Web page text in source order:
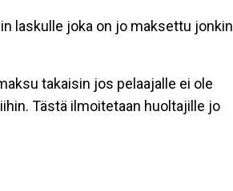
laskulle joka on jo maksettu jonkin
takaisin jos pelaajalle ei ole
Tästä ilmoitetaan huoltajille jo